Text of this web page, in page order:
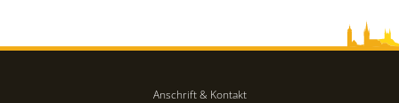
Anschrift & Kontakt